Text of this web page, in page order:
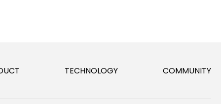
TECHNOLOGY COMMUNITY